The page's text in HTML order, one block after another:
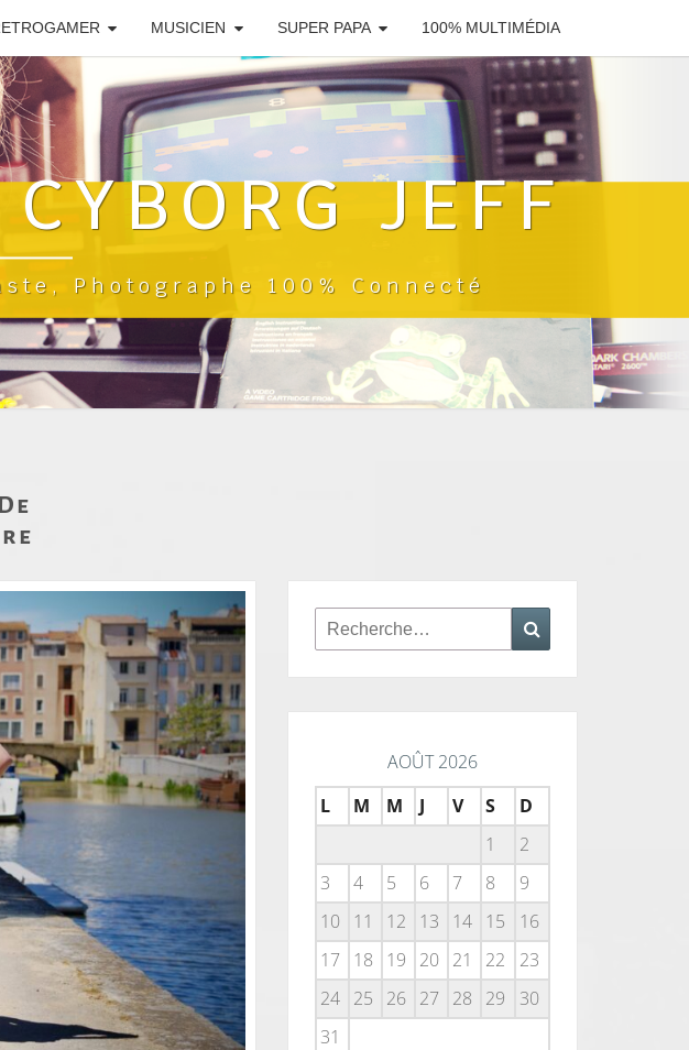
MUSICIEN SUPER PAPA 100% MULTIMÉDIA
JEFF
Photographe 100% Connecté
Rechercher :
AOÛT 2026
L
M M J V S
D
1
2
3
4 5 6 7 8
9
10
11 12 13 14 15
16
17
18 19 20 21 22
23
24
25 26 27 28 29
30
31